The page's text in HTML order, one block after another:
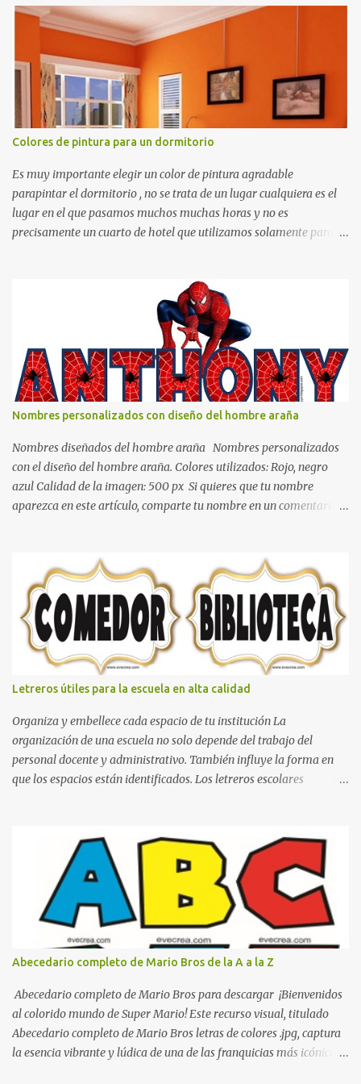
matemáticos, para decorar los cumpleaños de los niños, entre
otras cosas.
Colores de pintura para un dormitorio
Es muy importante elegir un color de pintura agradable
parapintar el dormitorio , no se trata de un lugar cualquiera es el
lugar en el que pasamos muchos muchas horas y no es
precisamente un cuarto de hotel que utilizamos solamente para
cómodo y también para nuestra vista. Te mostramos algunas
sugerencias que pueden brindar la elegancia y estilo que buscas
para tu dormitorio. El color naranja es una buena opción para
recibir esa luz y felicidad que todo ser humano necesita. El color
blanco es ideal para lograr el relax total, es un color que va con
todo y además es color bastante limpio que te dará esa sensación
de calidez. Los colores terra son excelentes para usar en el
dormitorio nos brinda esa sensación de tranquilidad y confort. El
color gris es un color muy relajante y por lo tanto entra en la lista
de colo...
Nombres personalizados con diseño del hombre araña
Nombres diseñados del hombre araña Nombres personalizados
con el diseño del hombre araña. Colores utilizados: Rojo, negro
azul Calidad de la imagen: 500 px Si quieres que tu nombre
aparezca en este artículo, comparte tu nombre en un comentario y
decorar el dormitorio con pósters Cama con diseño de ring de
boxeo Ideas para decoraciones de fiestas infantiles Cosas bonitas
que se pueden hacer con gomas de coche
Letreros útiles para la escuela en alta calidad
Organiza y embellece cada espacio de tu institución La
organización de una escuela no solo depende del trabajo del
personal docente y administrativo. También influye la forma en
que los espacios están identificados. Los letreros escolares
decorativo que hace que la institución luzca más ordenada,
moderna y acogedora. Pensando en esta necesidad, he diseñado
una colección de letreros útiles para la escuela con un estilo
elegante, fácil de leer y listo para imprimir en alta calidad. Su
diseño busca combinar funcionalidad y estética, logrando que
cualquier institución educativa proyecte una imagen más
organizada y profesional. ¿Por qué son importantes los letreros
escolares? En una escuela conviven diariamente cientos de
personas. Para quienes visitan la institución por primera vez,
encontrar la biblioteca, la dirección o un aula específica puede
resultar c...
Abecedario completo de Mario Bros de la A a la Z
Abecedario completo de Mario Bros para descargar ¡Bienvenidos
al colorido mundo de Super Mario! Este recurso visual, titulado
Abecedario completo de Mario Bros letras de colores .jpg, captura
la esencia vibrante y lúdica de una de las franquicias más icónicas